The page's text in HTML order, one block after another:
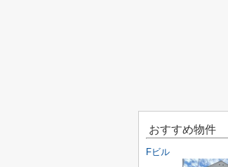
おすすめ物件
Fビル